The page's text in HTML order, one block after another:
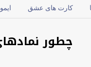
کارت های عشق
چطور